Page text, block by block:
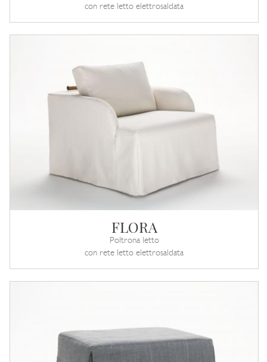
con rete letto elettrosaldata
FLORA
Poltrona letto
con rete letto elettrosaldata